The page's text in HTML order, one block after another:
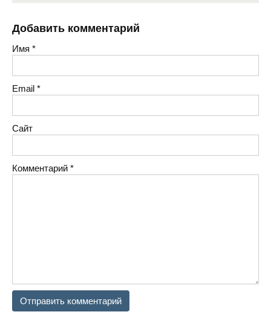
Добавить комментарий
Имя *
Email *
Сайт
Комментарий *